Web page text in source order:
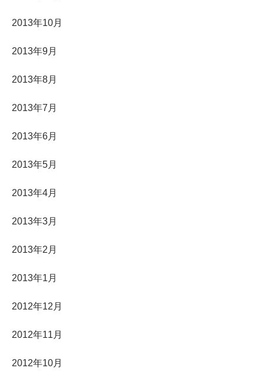
2013年10月
2013年9月
2013年8月
2013年7月
2013年6月
2013年5月
2013年4月
2013年3月
2013年2月
2013年1月
2012年12月
2012年11月
2012年10月